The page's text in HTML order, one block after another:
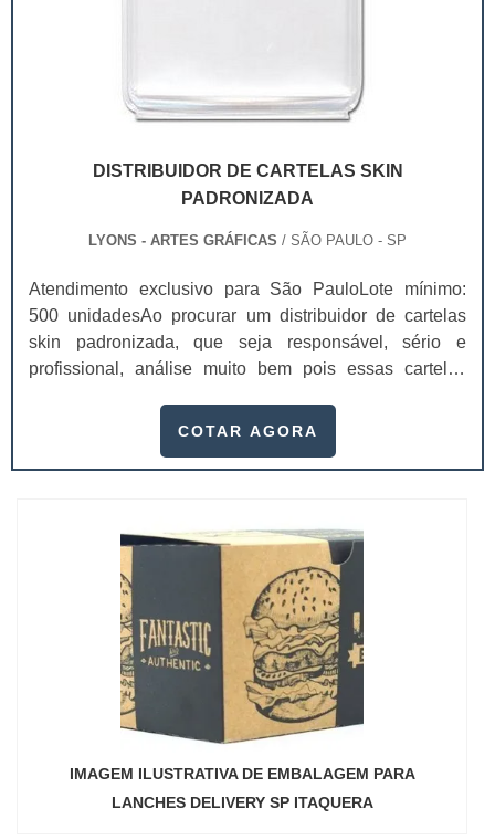
DISTRIBUIDOR DE CARTELAS SKIN
PADRONIZADA
LYONS - ARTES GRÁFICAS / SÃO PAULO - SP
Atendimento exclusivo para São PauloLote mínimo:
500 unidadesAo procurar um distribuidor de cartelas
skin padronizada, que seja responsável, sério e
profissional, análise muito bem pois essas cartelas
produto.A busca por empresas sérias para adquirir esse
podem assegurar aos clientes características pontuais
COTAR AGORA
IMAGEM ILUSTRATIVA DE EMBALAGEM PARA
LANCHES DELIVERY SP ITAQUERA